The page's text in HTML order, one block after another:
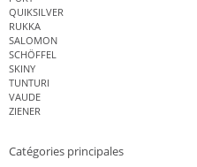
QUIKSILVER
RUKKA
SALOMON
SCHÖFFEL
SKINY
TUNTURI
VAUDE
ZIENER
Catégories principales